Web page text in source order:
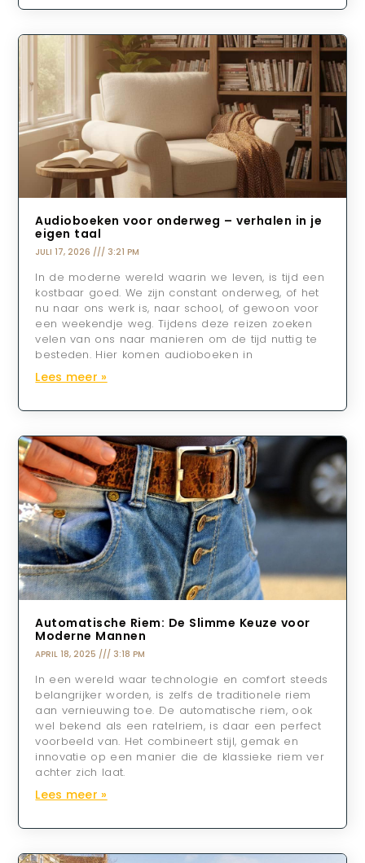
Audioboeken voor onderweg – verhalen in je
eigen taal
JULI 17, 2026 3:21 PM
In de moderne wereld waarin we leven, is tijd een
kostbaar goed. We zijn constant onderweg, of het
nu naar ons werk is, naar school, of gewoon voor
een weekendje weg. Tijdens deze reizen zoeken
velen van ons naar manieren om de tijd nuttig te
besteden. Hier komen audioboeken in
Lees meer »
Automatische Riem: De Slimme Keuze voor
Moderne Mannen
APRIL 18, 2025 3:18 PM
In een wereld waar technologie en comfort steeds
belangrijker worden, is zelfs de traditionele riem
aan vernieuwing toe. De automatische riem, ook
wel bekend als een ratelriem, is daar een perfect
voorbeeld van. Het combineert stijl, gemak en
innovatie op een manier die de klassieke riem ver
achter zich laat.
Lees meer »